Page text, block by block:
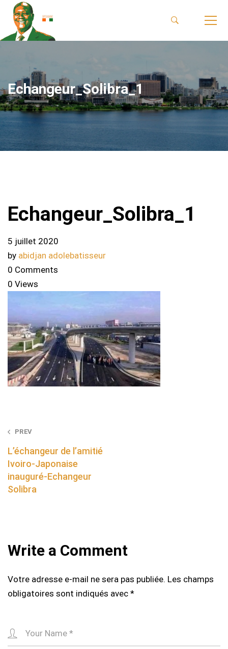
Echangeur_Solibra_1
Echangeur_Solibra_1
5 juillet 2020
by abidjan adolebatisseur
0 Comments
0 Views
Post
navigation
PREV
L’échangeur de l’amitié
Ivoiro-Japonaise
inauguré-Echangeur
Solibra
Write a Comment
Votre adresse e-mail ne sera pas publiée. Les champs
obligatoires sont indiqués avec *